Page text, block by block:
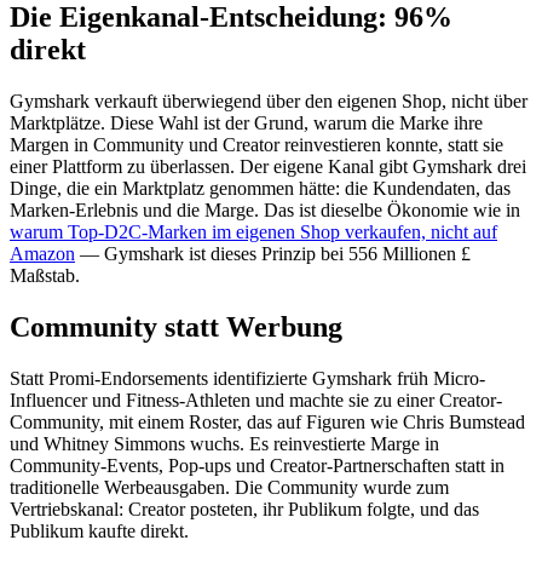
Die Eigenkanal-Entscheidung: 96%
direkt
Gymshark verkauft überwiegend über den eigenen Shop, nicht über
Marktplätze. Diese Wahl ist der Grund, warum die Marke ihre
Margen in Community und Creator reinvestieren konnte, statt sie
einer Plattform zu überlassen. Der eigene Kanal gibt Gymshark drei
Dinge, die ein Marktplatz genommen hätte: die Kundendaten, das
Marken-Erlebnis und die Marge. Das ist dieselbe Ökonomie wie in
warum Top-D2C-Marken im eigenen Shop verkaufen, nicht auf
Amazon — Gymshark ist dieses Prinzip bei 556 Millionen £
Maßstab.
Community statt Werbung
Statt Promi-Endorsements identifizierte Gymshark früh Micro-
Influencer und Fitness-Athleten und machte sie zu einer Creator-
Community, mit einem Roster, das auf Figuren wie Chris Bumstead
und Whitney Simmons wuchs. Es reinvestierte Marge in
Community-Events, Pop-ups und Creator-Partnerschaften statt in
traditionelle Werbeausgaben. Die Community wurde zum
Vertriebskanal: Creator posteten, ihr Publikum folgte, und das
Publikum kaufte direkt.